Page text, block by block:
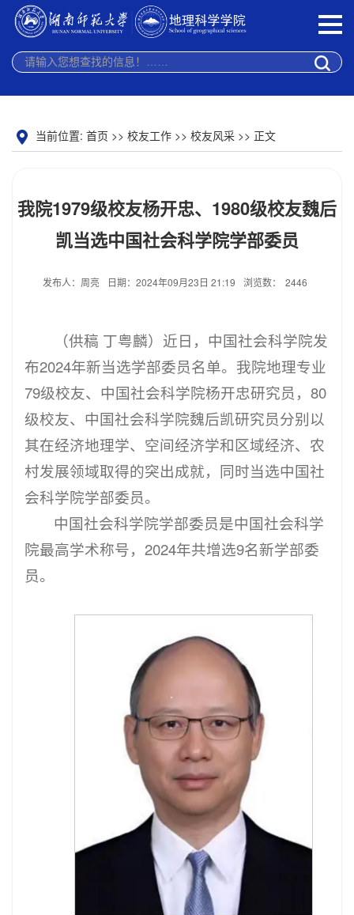
当前位置: 首页 >> 校友工作 >> 校友风采 >> 正文
我院1979级校友杨开忠、1980级校友魏后
凯当选中国社会科学院学部委员
发布人：周亮 日期：2024年09月23日 21:19 浏览数： 2446
（供稿 丁粤麟）近日，中国社会科学院发
布2024年新当选学部委员名单。我院地理专业
79级校友、中国社会科学院杨开忠研究员，80
级校友、中国社会科学院魏后凯研究员分别以
其在经济地理学、空间经济学和区域经济、农
村发展领域取得的突出成就，同时当选中国社
会科学院学部委员。
中国社会科学院学部委员是中国社会科学
院最高学术称号，2024年共增选9名新学部委
员。